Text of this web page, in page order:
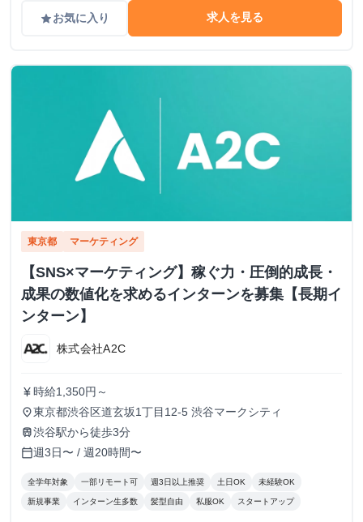
gradeお気に入り 求人を見る
東京都 マーケティング
【SNS×マーケティング】稼ぐ力・圧倒的成長・
成果の数値化を求めるインターンを募集【長期イ
ンターン】
株式会社A2C
currency_yen 時給1,350円～
place東京都渋谷区道玄坂1丁目12-5 渋谷マークシティ
train渋谷駅から徒歩3分
calendar_today週3日〜 / 週20時間〜
全学年対象 一部リモート可 週3日以上推奨 土日OK 未経験OK
新規事業 インターン生多数 髪型自由 私服OK スタートアップ